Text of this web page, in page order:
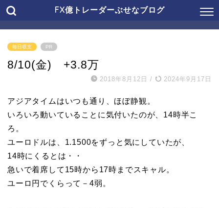
FX億トレーダーぶせなブログ
毎日収支 PR
8/10(金) +3.8万
2018年8月12日 / 2024年9月17日
アジアタイムはいつも通り、ほぼ静観。
いろいろ動いていることに気付いたのが、14時半こ
ろ。
ユーロドルは、1.1500をずっと気にしていたが、
14時にくるとは・・
急いで着席して15時から17時までスキャル。
ユーロ円でくらって－4弱。